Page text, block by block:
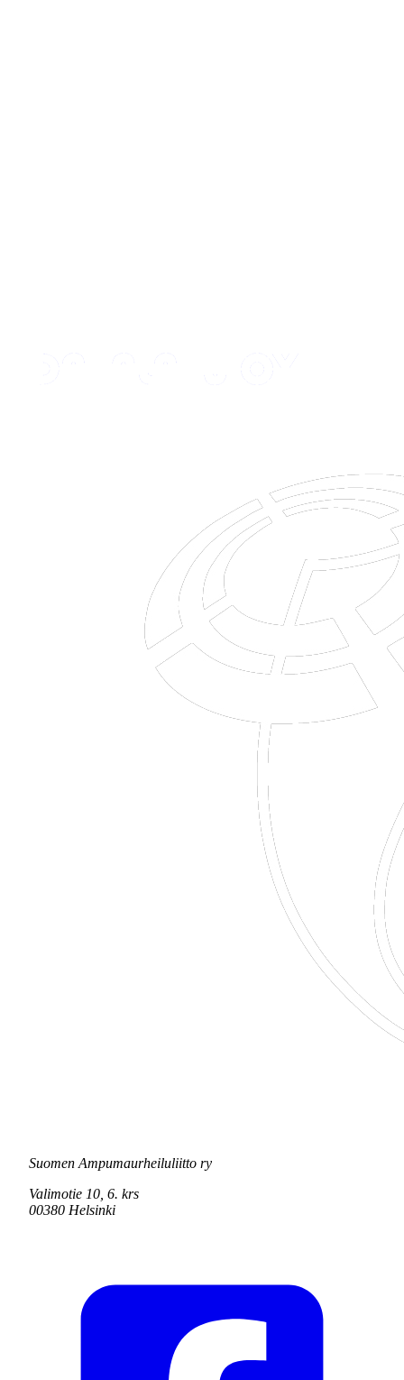
Suomen Ampumaurheiluliitto ry
Valimotie 10, 6. krs
00380 Helsinki